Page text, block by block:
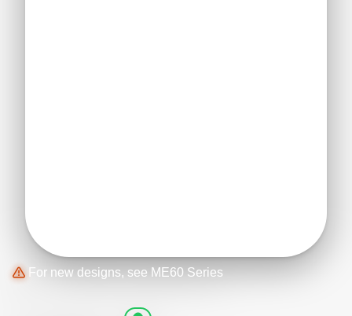
For new designs, see ME60 Series